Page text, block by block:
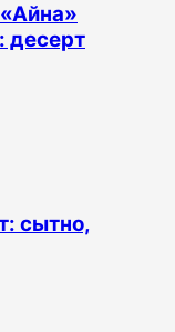
десерт
сытно,